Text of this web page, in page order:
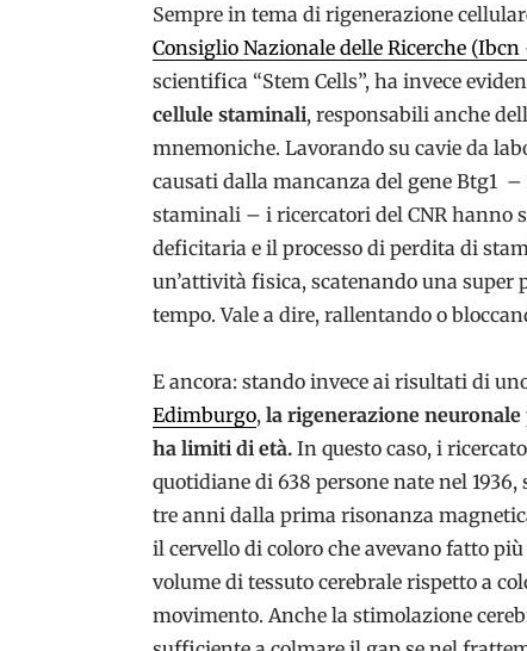
Sempre in tema di rigenerazione
Consiglio Nazionale delle Ricerche (Ibcn
scientifica “Stem Cells”, ha invece
cellule staminali, responsabili anche
mnemoniche. Lavorando su cavie da
causati dalla mancanza del gene Btg1
staminali – i ricercatori del CNR hanno
deficitaria e il processo di perdita di
un’attività fisica, scatenando una
tempo. Vale a dire, rallentando o
E ancora: stando invece ai risultati di
Edimburgo, la rigenerazione neuronale
ha limiti di età. In questo caso, i
quotidiane di 638 persone nate nel
tre anni dalla prima risonanza
il cervello di coloro che avevano fatto
volume di tessuto cerebrale rispetto a
movimento. Anche la stimolazione